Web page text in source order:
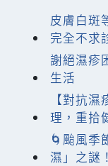
皮膚白斑
完全不求
謝絕濕疹
生活
【對抗
理，重拾
🌀颱風季
濕」之謎！